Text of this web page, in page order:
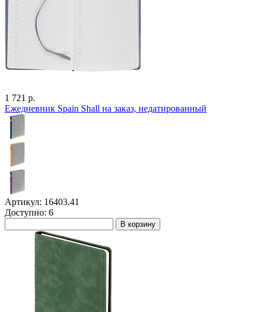
1 721 р.
Ежедневник Spain Shall на заказ, недатированный
Артикул: 16403.41
Доступно: 6
В корзину